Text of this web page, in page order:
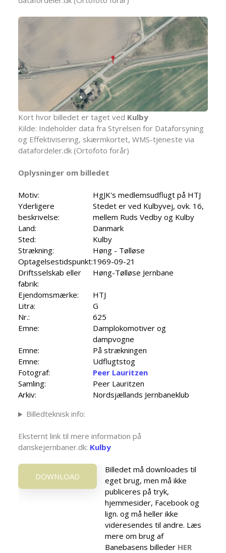
Kort hvor billedet er taget ved Kulby
Kilde: Indeholder data fra Styrelsen for Dataforsyning
og Effektivisering, skærmkortet, WMS-tjeneste via
datafordeler.dk (Ortofoto forår)
Oplysninger om billedet
Motiv:
HgJK's medlemsudflugt på HTJ
Yderligere
beskrivelse:
Stedet er ved Kulbyvej, ovk. 16,
mellem Ruds Vedby og Kulby
Land:
Danmark
Sted:
Kulby
Strækning:
Høng - Tølløse
Optagelsestidspunkt:1969-09-21
Driftsselskab eller
fabrik:
Høng-Tølløse Jernbane
Ejendomsmærke:
HTJ
Litra:
G
Nr.:
625
Emne:
Damplokomotiver og
dampvogne
Emne:
På strækningen
Emne:
Udflugtstog
Fotograf:
Peer Lauritzen
Samling:
Peer Lauritzen
Arkiv:
Nordsjællands Jernbaneklub
Billedteknisk info:
Eksternt link til mere information på
danskejernbaner.dk: Kulby
DOWNLOAD
Billedet må downloades til
eget brug, men må ikke
publiceres på tryk,
hjemmesider, Facebook og
lign. og må heller ikke
videresendes til andre. Læs
mere om brug af
Banebasens billeder HER